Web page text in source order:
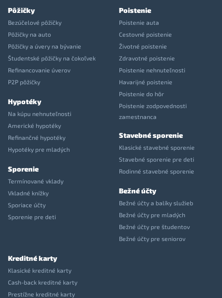
Pôžičky
Bezúčelové pôžičky
Pôžičky na auto
Pôžičky a úvery na bývanie
Študentské pôžičky na čokoľvek
Refinancovanie úverov
P2P pôžičky
Hypotéky
Na kúpu nehnuteľnosti
Americké hypotéky
Refinančné hypotéky
Hypotéky pre mladých
Sporenie
Termínované vklady
Vkladné knížky
Sporiace účty
Sporenie pre deti
Poistenie
Poistenie auta
Cestovné poistenie
Životné poistenie
Zdravotné poistenie
Poistenie nehnuteľnosti
Havarijné poistenie
Poistenie do hôr
Poistenie zodpovednosti
zamestnanca
Stavebné sporenie
Klasické stavebné sporenie
Stavebné sporenie pre deti
Rodinné stavebné sporenie
Bežné účty
Bežné účty a balíky služieb
Bežné účty pre mladých
Bežné účty pre študentov
Bežné účty pre seniorov
Kreditné karty
Klasické kreditné karty
Cash-back kreditné karty
Prestížne kreditné karty